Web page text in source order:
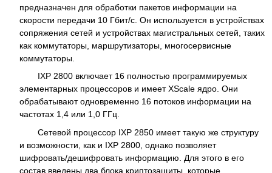
предназначен для обработки пакетов информации на
скорости передачи 10 Гбит/с. Он используется в устройствах
сопряжения сетей и устройствах магистральных сетей, таких
как коммутаторы, маршрутизаторы, многосервисные
коммутаторы.
IXP 2800 включает 16 полностью программируемых
элементарных процессоров и имеет XScale ядро. Они
обрабатывают одновременно 16 потоков информации на
частотах 1,4 или 1,0 ГГц.
Сетевой процессор IXP 2850 имеет такую же структуру
и возможности, как и IXP 2800, однако позволяет
шифровать/дешифровать информацию. Для этого в его
состав введены два блока криптозащиты, которые